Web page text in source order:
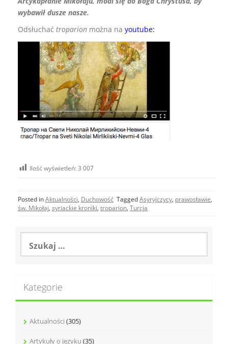
wybawił dusze nasze.
Odsłuchać troparion można na youtube:
Ilość wyświetleń:3 007
Posted inAktualności, Duchowość TaggedAsyryjczycy, prawosławie,
św. Mikołaj, syriackie kroniki, troparion, Turcja
Szukaj:
Kategorie
Aktualności (305)
Artykuły o języku (35)